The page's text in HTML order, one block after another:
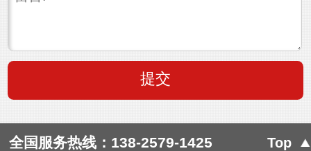
全国服务热线： 138-2579-1425 Top